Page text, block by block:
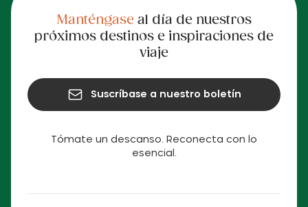
Tómate un descanso. Reconecta con lo
esencial.
Manténgaseal día de nuestros
próximos destinos e inspiraciones de
viaje
Suscríbase a nuestro boletín